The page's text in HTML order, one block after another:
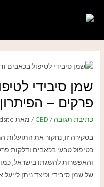
לתוכן
שמן סיבידי
פרקים –
כתיבת תגובה/
CBD/ מאת
בסקירה זו, נחקור את התועלות
כטיפול טבעי בכאבים ודלקות
והאפשרות להשגתו בישראל, כמו
של שמן סיבידי וכיצד ניתן